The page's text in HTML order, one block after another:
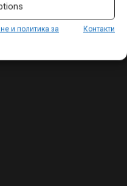
и политика за
Контакти
за поверителност